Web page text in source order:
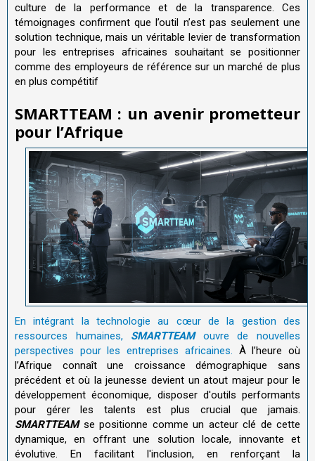
culture de la performance et de la transparence. Ces
témoignages confirment que l’outil n’est pas seulement une
solution technique, mais un véritable levier de transformation
pour les entreprises africaines souhaitant se positionner
comme des employeurs de référence sur un marché de plus
en plus compétitif
SMARTTEAM : un avenir prometteur
pour l’Afrique
En intégrant la technologie au cœur de la gestion des
ressources humaines, SMARTTEAM ouvre de nouvelles
perspectives pour les entreprises africaines. À l’heure où
l’Afrique connaît une croissance démographique sans
précédent et où la jeunesse devient un atout majeur pour le
développement économique, disposer d'outils performants
pour gérer les talents est plus crucial que jamais.
SMARTTEAM se positionne comme un acteur clé de cette
dynamique, en offrant une solution locale, innovante et
évolutive. En facilitant l'inclusion, en renforçant la